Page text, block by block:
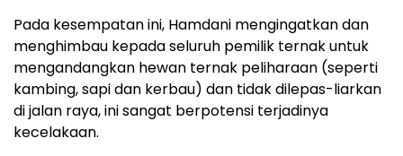
Pada kesempatan ini, Hamdani mengingatkan dan
menghimbau kepada seluruh pemilik ternak untuk
mengandangkan hewan ternak peliharaan (seperti
kambing, sapi dan kerbau) dan tidak dilepas-liarkan
di jalan raya, ini sangat berpotensi terjadinya
kecelakaan.